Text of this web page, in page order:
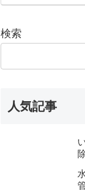
検索
人気記事